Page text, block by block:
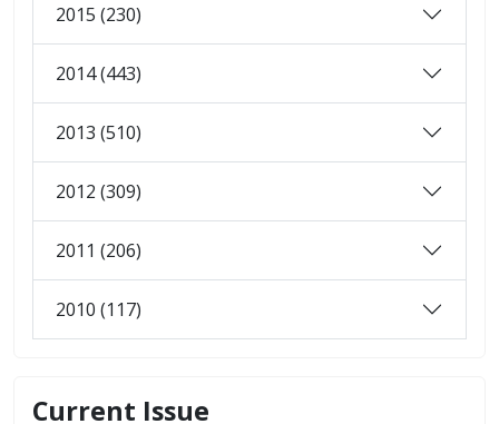
2015 (230)
2014 (443)
2013 (510)
2012 (309)
2011 (206)
2010 (117)
Current Issue